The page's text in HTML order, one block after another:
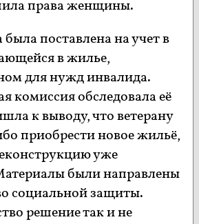
права женщины.
поставлена на учет в
в жилье,
для нужд инвалида.
комиссия обследовала её
к выводу, что ветерану
приобрести новое жильё,
уже
были направлены
социальной защиты.
решение так и не